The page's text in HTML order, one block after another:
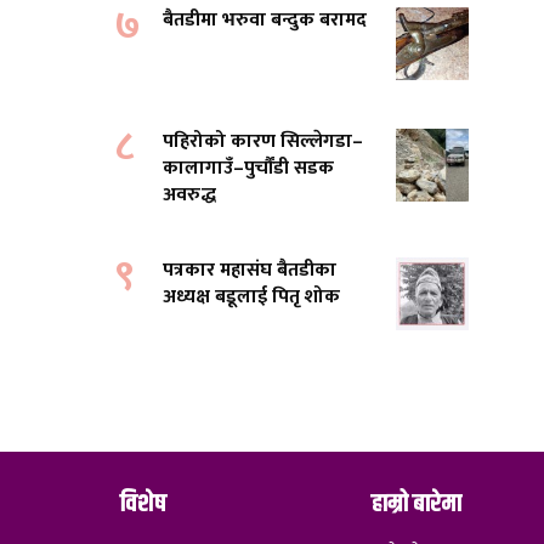
७ बैतडीमा भरुवा बन्दुक बरामद
८
पहिरोको कारण सिल्लेगडा–
कालागाउँ–पुर्चौंडी सडक
अवरुद्ध
९
पत्रकार महासंघ बैतडीका
अध्यक्ष बडूलाई पितृ शोक
विशेष हाम्रो बारेमा